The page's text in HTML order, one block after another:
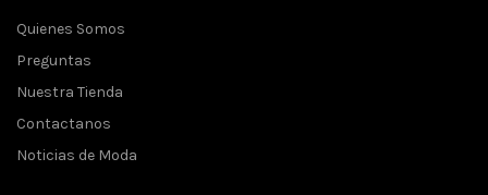
Quienes Somos
Preguntas
Nuestra Tienda
Contactanos
Noticias de Moda